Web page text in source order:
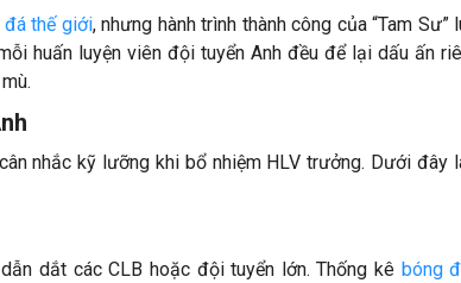
đá thế giới, nhưng hành trình thành công của “Tam Sư”
huấn luyện viên đội tuyển Anh đều để lại dấu ấn
nhắc kỹ lưỡng khi bổ nhiệm HLV trưởng. Dưới đây
dắt các CLB hoặc đội tuyển lớn. Thống kê bóng